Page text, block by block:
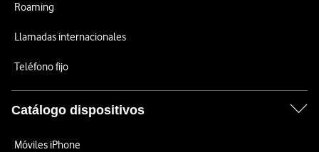
Roaming
Llamadas internacionales
Teléfono fijo
Catálogo dispositivos
Móviles iPhone